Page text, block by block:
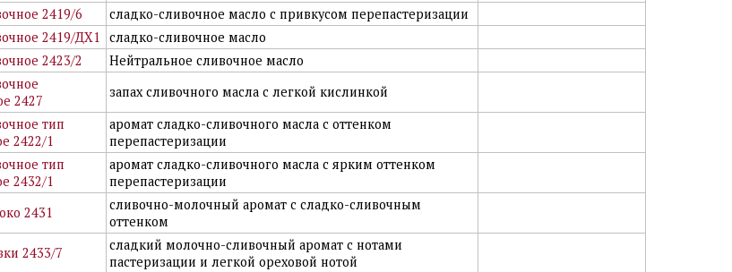
2419/6
сладко-сливочное масло с привкусом перепастеризации
2419/ДХ1
сладко-сливочное масло
2423/2
Нейтральное сливочное масло
2427
запах сливочного масла с легкой кислинкой
тип
2422/1
аромат сладко-сливочного масла с оттенком
перепастеризации
тип
2432/1
аромат сладко-сливочного масла с ярким оттенком
перепастеризации
2431
сливочно-молочный аромат с сладко-сливочным
оттенком
2433/7
сладкий молочно-сливочный аромат с нотами
пастеризации и легкой ореховой нотой